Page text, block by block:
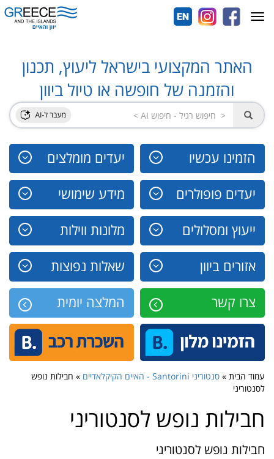
האתר המקצועי בישראל ליעוץ, תכנון
והזמנה של חופשה או טיול ביוון
הזמינו עכשיו יעדים מומלצים
יעדים פופולרים מידע שימושי
ייעוץ ומסלולים מלונות ווילות
אזורים ביוון שאלות נפוצות
צרו קשר המלצה יומית
Toggle
navigation
עמוד הבית » סנטוריני Santorini - האיים הקיקלאדיים
» חבילות נופש
לסנטוריני
חבילות נופש לסנטוריני
חבילות נופש לסנטוריני